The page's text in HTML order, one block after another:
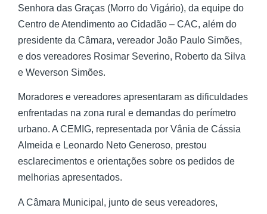
Senhora das Graças (Morro do Vigário), da equipe do
Centro de Atendimento ao Cidadão – CAC, além do
presidente da Câmara, vereador João Paulo Simões,
e dos vereadores Rosimar Severino, Roberto da Silva
e Weverson Simões.
Moradores e vereadores apresentaram as dificuldades
enfrentadas na zona rural e demandas do perímetro
urbano. A CEMIG, representada por Vânia de Cássia
Almeida e Leonardo Neto Generoso, prestou
esclarecimentos e orientações sobre os pedidos de
melhorias apresentados.
A Câmara Municipal, junto de seus vereadores,